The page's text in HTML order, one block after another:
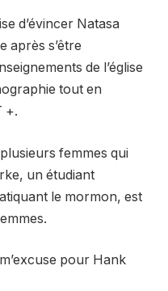
d’évincer Natasa
après s’être
de l’église
tout en
+.
femmes qui
un étudiant
le mormon, est
pour Hank